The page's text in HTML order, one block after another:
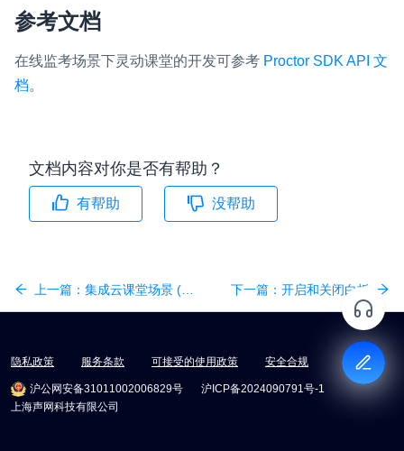
参考文档
在线监考场景下灵动课堂的开发可参考 Proctor SDK API 文
档。
文档内容对你是否有帮助？
有帮助 没帮助
上一篇： 下一篇： 开启和关闭白板
隐私政策 服务条款 可接受的使用政策 安全合规
沪公网安备31011002006829号
沪ICP备2024090791号-1
上海声网科技有限公司